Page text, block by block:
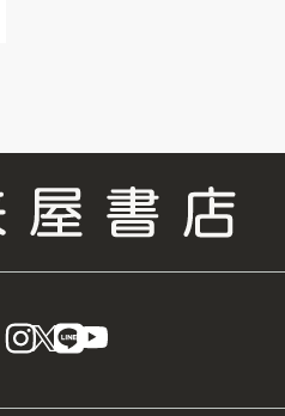
instagram
X LINE